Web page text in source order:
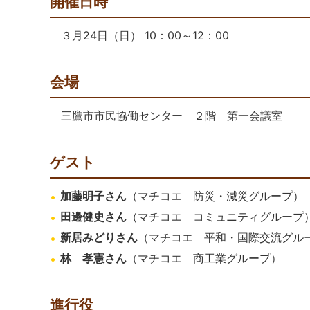
３月24日（日） 10：00～12：00
会場
三鷹市市民協働センター ２階 第一会議室
ゲスト
加藤明子さん （マチコエ 防災・減災グループ）
田邊健史さん （マチコエ コミュニティグループ）
新居みどりさん （マチコエ 平和・国際交流グル
林 孝憲さん （マチコエ 商工業グループ）
進行役